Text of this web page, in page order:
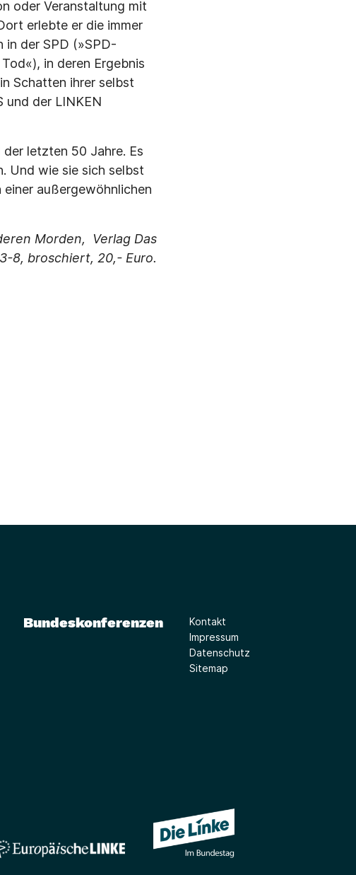
oder Veranstaltung mit
erlebte er die immer
in der SPD (»SPD-
in deren Ergebnis
Schatten ihrer selbst
und der LINKEN
letzten 50 Jahre. Es
Und wie sie sich selbst
außergewöhnlichen
Morden, Verlag Das
8, broschiert, 20,- Euro.
Bundeskonferenzen
Kontakt
Impressum
Datenschutz
Sitemap
(Link öffnet ein neues Fenster)